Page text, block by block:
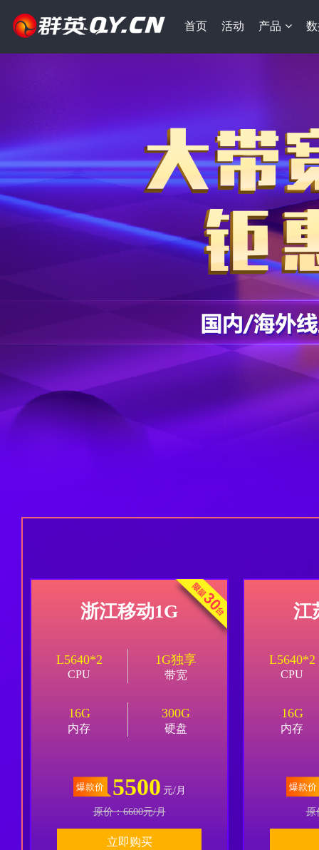
首页 活动 产品
浙江移动1G
L5640*2
CPU
1G独享
带宽
16G
内存
300G
硬盘
爆款价 5500 元/月
原价：6600元/月
立即购买
江
L5640*2
CPU
16G
内存
爆款价
原